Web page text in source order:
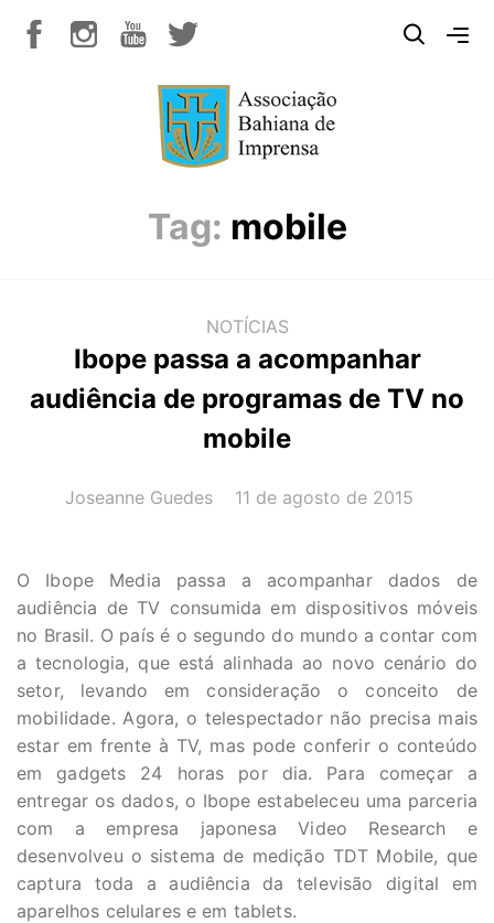
Tag: mobile
NOTÍCIAS
Ibope passa a acompanhar
audiência de programas de TV no
mobile
AUTOR(A):
Joseanne Guedes DATA:
11 de agosto de 2015
O Ibope Media passa a acompanhar dados de
audiência de TV consumida em dispositivos móveis
no Brasil. O país é o segundo do mundo a contar com
a tecnologia, que está alinhada ao novo cenário do
setor, levando em consideração o conceito de
mobilidade. Agora, o telespectador não precisa mais
estar em frente à TV, mas pode conferir o conteúdo
em gadgets 24 horas por dia. Para começar a
entregar os dados, o Ibope estabeleceu uma parceria
com a empresa japonesa Video Research e
desenvolveu o sistema de medição TDT Mobile, que
captura toda a audiência da televisão digital em
aparelhos celulares e em tablets.